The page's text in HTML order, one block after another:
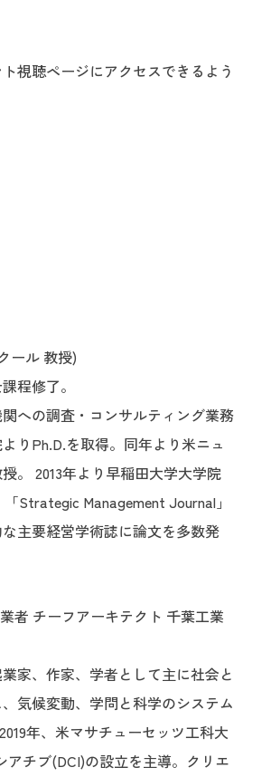
視聴ページにアクセスできるよう
ール 教授)
程修了。
への調査・コンサルティング業務
りPh.D.を取得。同年より米ニュ
。 2013年より早稲田大学大学院
Strategic Management Journal」
主要経営学術誌に論文を多数発
者 チーフアーキテクト 千葉工業
家、作家、学者として主に社会と
気候変動、学問と科学のシステム
年、米マサチューセッツ工科大
チブ(DCI)の設立を主導。クリエ